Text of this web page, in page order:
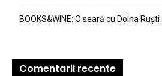
BOOKS&WINE: O seară cu Doina
Comentarii recente